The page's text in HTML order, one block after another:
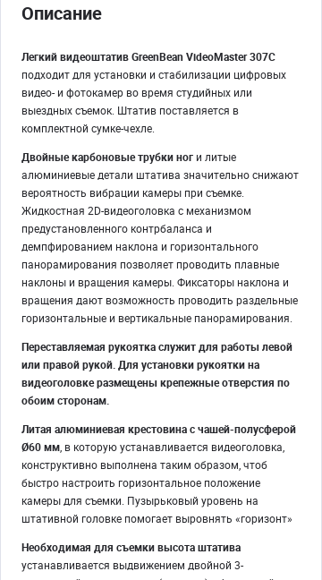
Описание
Легкий видеоштатив GreenBean VideoMaster 307С
подходит для установки и стабилизации цифровых
видео- и фотокамер во время студийных или
выездных съемок. Штатив поставляется в
комплектной сумке-чехле.
Двойные карбоновые трубки ног и литые
алюминиевые детали штатива значительно снижают
вероятность вибрации камеры при съемке.
Жидкостная 2D-видеоголовка с механизмом
предустановленного контрбаланса и
демпфированием наклона и горизонтального
панорамирования позволяет проводить плавные
наклоны и вращения камеры. Фиксаторы наклона и
вращения дают возможность проводить раздельные
горизонтальные и вертикальные панорамирования.
Переставляемая рукояткаслужит для работы левой
или правой рукой. Для установки рукоятки на
видеоголовке размещены крепежные отверстия по
обоим сторонам.
Литая алюминиевая крестовина с чашей-полусферой
Ø60 мм , в которую устанавливается видеоголовка,
конструктивно выполнена таким образом, чтоб
быстро настроить горизонтальное положение
камеры для съемки. Пузырьковый уровень на
штативной головке помогает выровнять «горизонт»
Необходимая для съемки высота штатива
устанавливается выдвижением двойной 3-